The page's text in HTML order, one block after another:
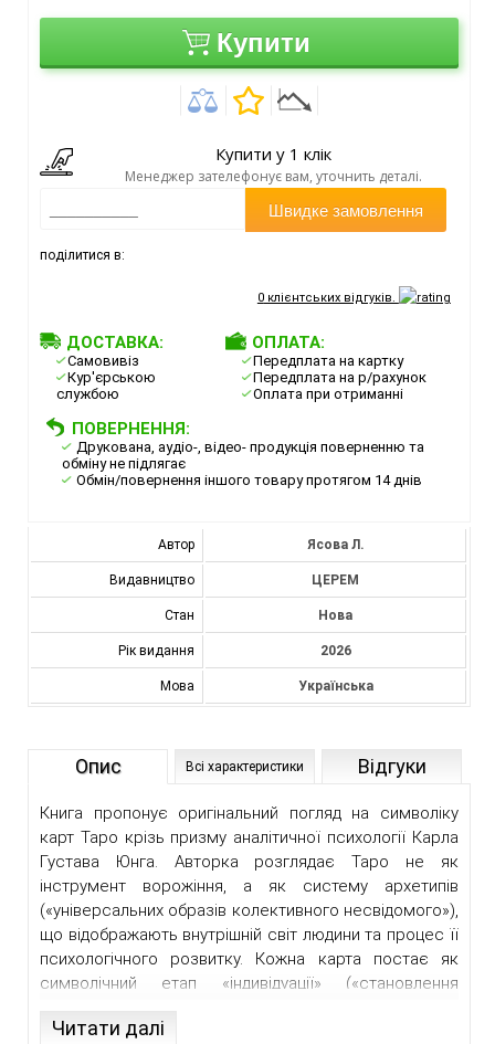
Купити
Купити у 1 клік
Менеджер зателефонує вам, уточнить деталі.
Швидке замовлення
поділитися в:
0клієнтських відгуків.
ДОСТАВКА:
Самовивіз
Кур'єрською
службою
ОПЛАТА:
Передплата на картку
Передплата на р/рахунок
Оплата при отриманні
ПОВЕРНЕННЯ:
Друкована, аудіо-, відео- продукція поверненню та
обміну не підлягає
Обмін/повернення іншого товару протягом 14 днів
Автор Ясова Л.
Видавництво ЦЕРЕМ
Стан Нова
Рік видання 2026
Мова Українська
Опис Всі характеристики Відгуки
Книга пропонує оригінальний погляд на символіку
карт Таро крізь призму аналітичної психології Карла
Густава Юнга. Авторка розглядає Таро не як
інструмент ворожіння, а як систему архетипів
(«універсальних образів колективного несвідомого»),
що відображають внутрішній світ людини та процес її
психологічного розвитку. Кожна карта постає як
символічний етап «індивідуації» («становлення
у своєму життєвому та духовному шляху. Авторка
Читати далі